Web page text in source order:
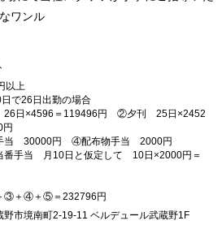
ワンル
以上
で26日出勤の場合
日×4596＝119496円 ②夕刊 25日×2452
円
当 30000円 ④配布物手当 2000円
手当 月10日と仮定して 10日×2000円＝
＋④＋⑤＝232796円
野市境南町2-19-11 ベルデュール武蔵野1F